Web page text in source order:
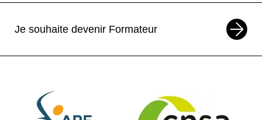
Je souhaite devenir Formateur